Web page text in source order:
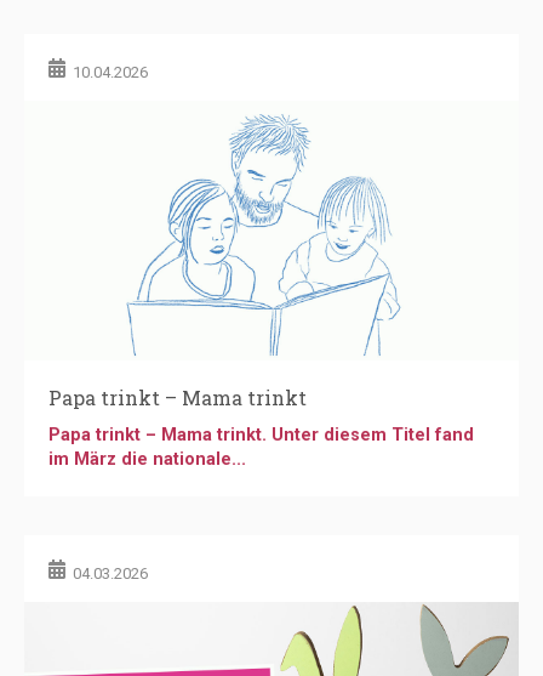
10.04.2026
Papa trinkt – Mama trinkt
Papa trinkt – Mama trinkt. Unter diesem Titel fand
im März die nationale...
04.03.2026